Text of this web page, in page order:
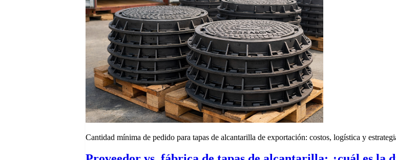
Cantidad mínima de pedido para tapas de alcantarilla de exportación: costos, logística y